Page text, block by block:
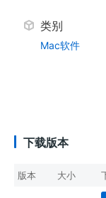
类别
Mac软件
下载版本
版本 大小